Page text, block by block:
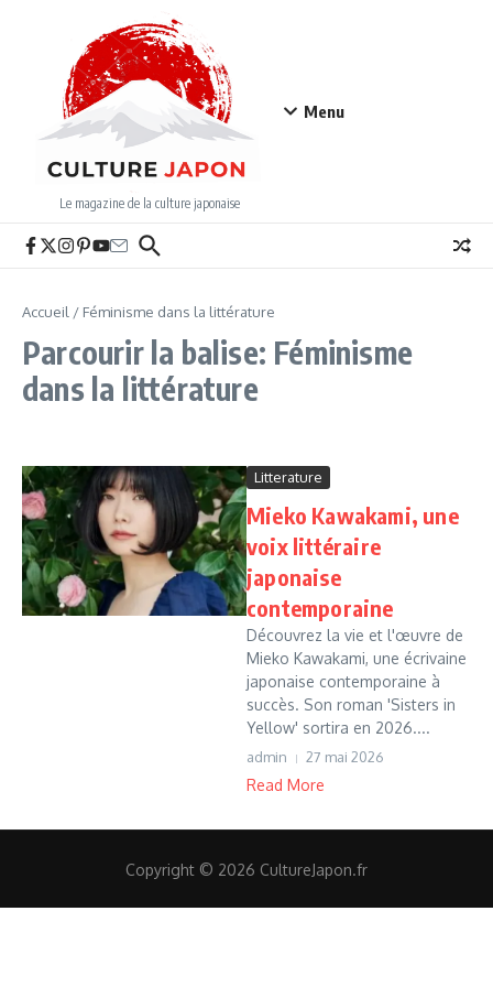
Le magazine de la culture japonaise
Menu
Accueil / Féminisme dans la littérature
Parcourir la balise: Féminisme
dans la littérature
Litterature
Mieko Kawakami, une
voix littéraire
japonaise
contemporaine
Découvrez la vie et l'œuvre de
Mieko Kawakami, une écrivaine
japonaise contemporaine à
succès. Son roman 'Sisters in
Yellow' sortira en 2026....
admin 27 mai 2026
Read More